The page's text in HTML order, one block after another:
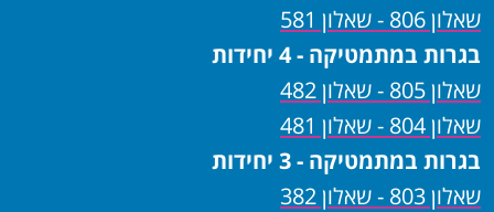
שאלון 806 - שאלון 581
בגרות במתמטיקה - 4 יחידות
שאלון 805 - שאלון 482
שאלון 804 - שאלון 481
בגרות במתמטיקה - 3 יחידות
שאלון 803 - שאלון 382